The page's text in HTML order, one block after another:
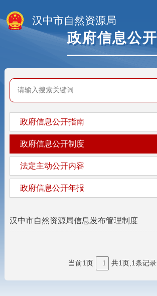
汉中市自然资源局
政府信息公开
政府信息公开指南
政府信息公开制度
法定主动公开内容
政府信息公开年报
汉中市自然资源局信息发布管理制度
当前1页 1 共1页,1条记录